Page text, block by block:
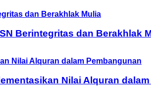
Berintegritas dan Berakhlak
Nilai Alquran